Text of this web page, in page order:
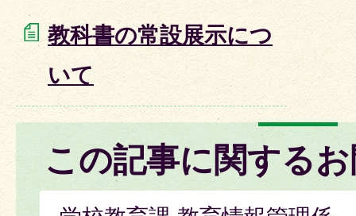
教科書の常設展示につ
いて
この記事に関する